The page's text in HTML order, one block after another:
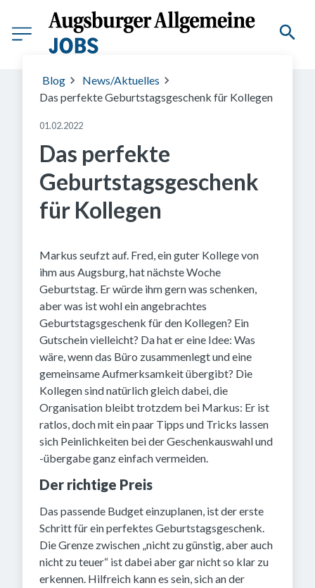
Blog
News/Aktuelles
Das perfekte Geburtstagsgeschenk für Kollegen
01.02.2022
Das perfekte
Geburtstagsgeschenk
für Kollegen
Markus seufzt auf. Fred, ein guter Kollege von
ihm aus Augsburg, hat nächste Woche
Geburtstag. Er würde ihm gern was schenken,
aber was ist wohl ein angebrachtes
Geburtstagsgeschenk für den Kollegen? Ein
Gutschein vielleicht? Da hat er eine Idee: Was
wäre, wenn das Büro zusammenlegt und eine
gemeinsame Aufmerksamkeit übergibt? Die
Kollegen sind natürlich gleich dabei, die
Organisation bleibt trotzdem bei Markus: Er ist
ratlos, doch mit ein paar Tipps und Tricks lassen
sich Peinlichkeiten bei der Geschenkauswahl und
-übergabe ganz einfach vermeiden.
Der richtige Preis
Das passende Budget einzuplanen, ist der erste
Schritt für ein perfektes Geburtstagsgeschenk.
Die Grenze zwischen „nicht zu günstig, aber auch
nicht zu teuer“ ist dabei aber gar nicht so klar zu
erkennen. Hilfreich kann es sein, sich an der